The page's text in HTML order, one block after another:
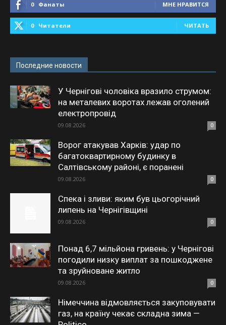
0 Фанаты МНЕ НРАВИТСЯ
0 Читатели ЧИТАТЬ
Последние новости
У Чернігові чоловіка вразило струмом:
на металевих воротах лежав оголений
електропровід
09.08.2026 0
Ворог атакував Харків: удар по
багатоквартирному будинку в
Салтівському районі, є поранені
09.08.2026 0
Спека і зливи: яким був цьогорічний
липень на Чернігівщині
09.08.2026 0
Понад 6,7 мільйона гривень: у Чернігові
погодили низку виплат за пошкоджене
та зруйноване житло
09.08.2026 0
Німеччина відмовляється закуповувати
газ, на країну чекає складна зима —